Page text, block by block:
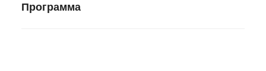
Программа